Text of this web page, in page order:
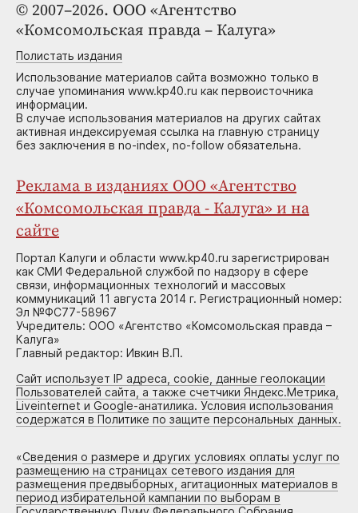
© 2007–2026. ООО «Агентство
«Комсомольская правда – Калуга»
Полистать издания
Использование материалов сайта возможно только в
случае упоминания www.kp40.ru как первоисточника
информации.
В случае использования материалов на других сайтах
активная индексируемая ссылка на главную страницу
без заключения в no-index, no-follow обязательна.
Реклама в изданиях ООО «Агентство
«Комсомольская правда - Калуга» и на
сайте
Портал Калуги и области www.kp40.ru зарегистрирован
как СМИ Федеральной службой по надзору в сфере
связи, информационных технологий и массовых
коммуникаций 11 августа 2014 г. Регистрационный номер:
Эл №ФС77-58967
Учредитель: ООО «Агентство «Комсомольская правда –
Калуга»
Главный редактор: Ивкин В.П.
Сайт использует IP адреса, cookie, данные геолокации
Пользователей сайта, а также счетчики Яндекс.Метрика,
Liveinternet и Google-анатилика. Условия использования
содержатся в Политике по защите персональных данных.
«Сведения о размере и других условиях оплаты услуг по
размещению на страницах сетевого издания для
размещения предвыборных, агитационных материалов в
период избирательной кампании по выборам в